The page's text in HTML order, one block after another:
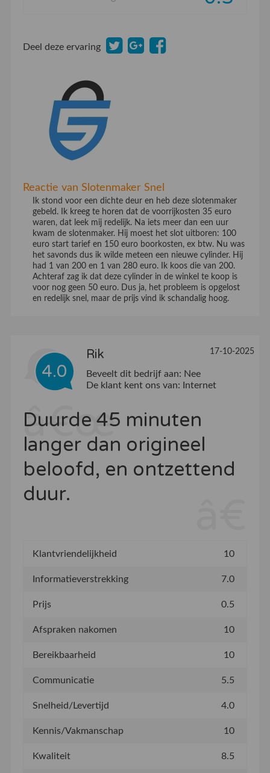
Deel deze ervaring
Reactie van Slotenmaker Snel
Ik stond voor een dichte deur en heb deze slotenmaker
gebeld. Ik kreeg te horen dat de voorrijkosten 35 euro
waren, dat leek mij redelijk. Na iets meer dan een uur
kwam de slotenmaker. Hij moest het slot uitboren: 100
euro start tarief en 150 euro boorkosten, ex btw. Nu was
het savonds dus ik wilde meteen een nieuwe cylinder. Hij
had 1 van 200 en 1 van 280 euro. Ik koos die van 200.
Achteraf zag ik dat deze cylinder in de winkel te koop is
voor nog geen 50 euro. Dus ja, het probleem is opgelost
en redelijk snel, maar de prijs vind ik schandalig hoog.
4.0
Rik 17-10-2025
Beveelt dit bedrijf aan: Nee
De klant kent ons van:
Internet
Duurde 45 minuten
langer dan origineel
beloofd, en ontzettend
duur.
Klantvriendelijkheid 10
Informatieverstrekking 7.0
Prijs 0.5
Afspraken nakomen 10
Bereikbaarheid 10
Communicatie 5.5
Snelheid/Levertijd 4.0
Kennis/Vakmanschap 10
Kwaliteit 8.5